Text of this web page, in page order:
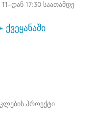
დან 17:30 საათამდე
პროექტი